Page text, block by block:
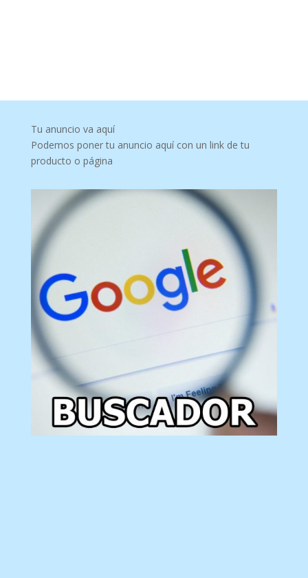
Tu anuncio va aquí
Podemos poner tu anuncio aquí con un link de tu
producto o página